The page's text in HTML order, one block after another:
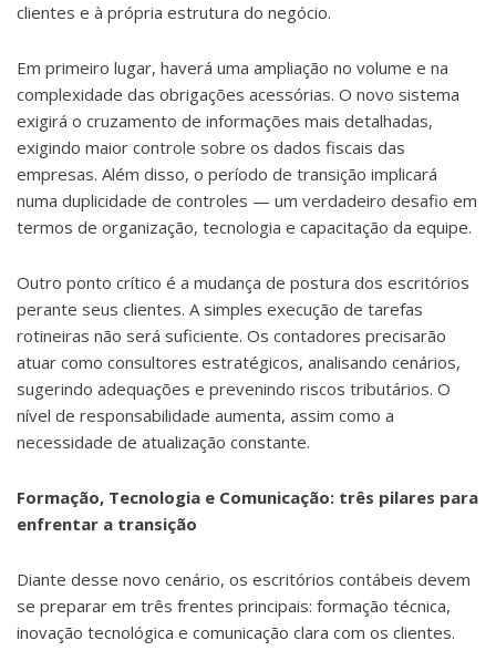
clientes e à própria estrutura do negócio.
Em primeiro lugar, haverá uma ampliação no volume e na
complexidade das obrigações acessórias. O novo sistema
exigirá o cruzamento de informações mais detalhadas,
exigindo maior controle sobre os dados fiscais das
empresas. Além disso, o período de transição implicará
numa duplicidade de controles — um verdadeiro desafio em
termos de organização, tecnologia e capacitação da equipe.
Outro ponto crítico é a mudança de postura dos escritórios
perante seus clientes. A simples execução de tarefas
rotineiras não será suficiente. Os contadores precisarão
atuar como consultores estratégicos, analisando cenários,
sugerindo adequações e prevenindo riscos tributários. O
nível de responsabilidade aumenta, assim como a
necessidade de atualização constante.
Formação, Tecnologia e Comunicação: três pilares para
enfrentar a transição
Diante desse novo cenário, os escritórios contábeis devem
se preparar em três frentes principais: formação técnica,
inovação tecnológica e comunicação clara com os clientes.